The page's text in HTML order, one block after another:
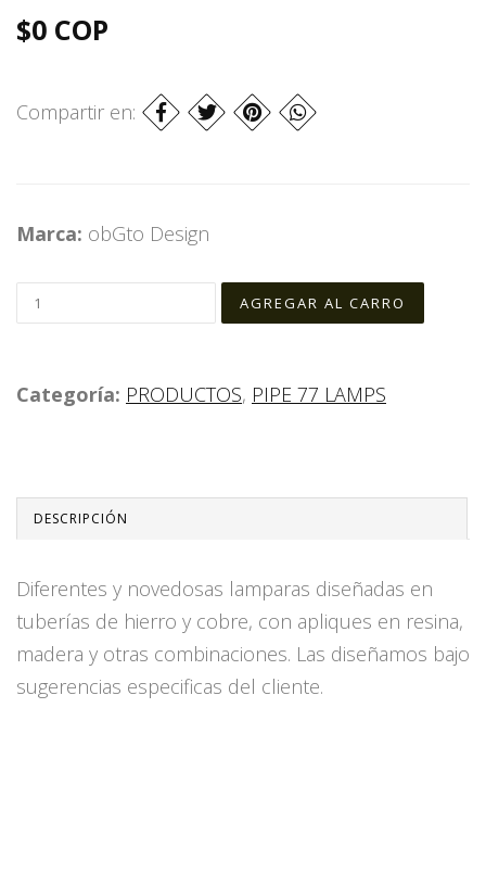
$0 COP
Compartir en:
Marca: obGto Design
Categoría: PRODUCTOS, PIPE 77 LAMPS
DESCRIPCIÓN
Diferentes y novedosas lamparas diseñadas en
tuberías de hierro y cobre, con apliques en resina,
madera y otras combinaciones. Las diseñamos bajo
sugerencias especificas del cliente.